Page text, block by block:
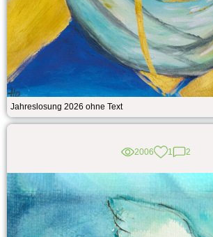
Jahreslosung 2026 ohne Text
2006 1 2